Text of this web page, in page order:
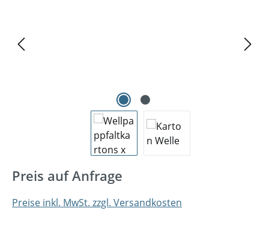
Preis auf Anfrage
Preise inkl. MwSt. zzgl. Versandkosten